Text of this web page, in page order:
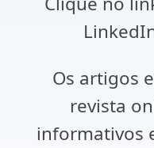
Os artigos
revista
informativos